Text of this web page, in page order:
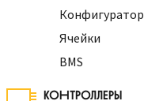
Конфигуратор
Ячейки
BMS
КОНТРОЛЛЕРЫ